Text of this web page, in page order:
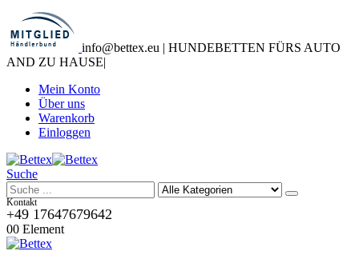
info@bettex.eu | HUNDEBETTEN FÜRS AUTO
AND ZU HAUSE|
Mein Konto
Über uns
Warenkorb
Einloggen
Suche
Kontakt
+49 17647679642
00 Element